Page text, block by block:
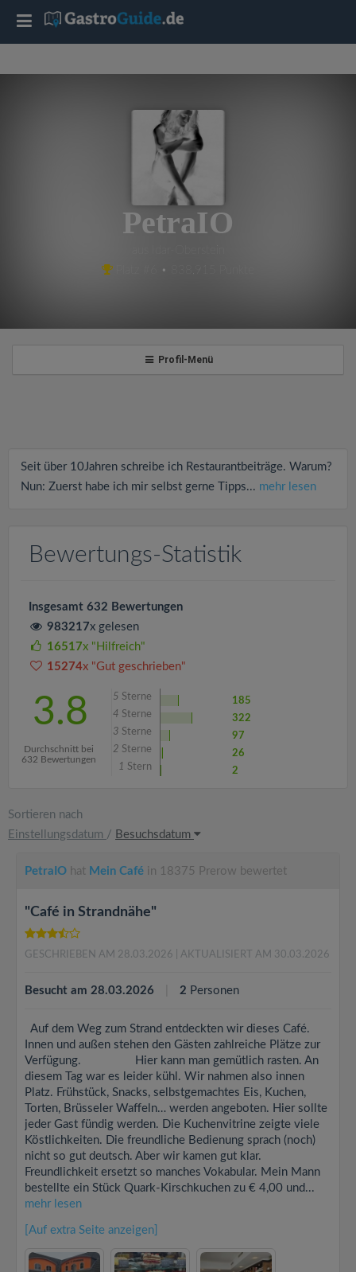
PetraIO
Platz #6 • 838,915 Punkte
Profil-Menü
Seit über 10Jahren schreibe ich Restaurantbeiträge. Warum?
Nun: Zuerst habe ich mir selbst gerne Tipps... mehr lesen
Bewertungs-Statistik
Insgesamt 632 Bewertungen
983217x gelesen
16517x "Hilfreich"
15274x "Gut geschrieben"
3.8
Durchschnitt bei
632 Bewertungen
5 Sterne
185
4 Sterne
322
3 Sterne
97
2 Sterne
26
1 Stern 2
Sortieren nach
Einstellungsdatum / Besuchsdatum
PetraIO hat Mein Café in 18375 Prerow bewertet
"Café in Strandnähe"
GESCHRIEBEN AM 28.03.2026 | AKTUALISIERT AM 30.03.2026
Besucht am 28.03.2026 2 Personen
Auf dem Weg zum Strand entdeckten wir dieses Café.
Innen und außen stehen den Gästen zahlreiche Plätze zur
Verfügung. Hier kann man gemütlich rasten. An
diesem Tag war es leider kühl. Wir nahmen also innen
Platz. Frühstück, Snacks, selbstgemachtes Eis, Kuchen,
Torten, Brüsseler Waffeln… werden angeboten. Hier sollte
jeder Gast fündig werden. Die Kuchenvitrine zeigte viele
Köstlichkeiten. Die freundliche Bedienung sprach (noch)
nicht so gut deutsch. Aber wir kamen gut klar.
Freundlichkeit ersetzt so manches Vokabular. Mein Mann
bestellte ein Stück Quark-Kirschkuchen zu € 4,00 und...
mehr lesen
[Auf extra Seite anzeigen]
T
a
o
n